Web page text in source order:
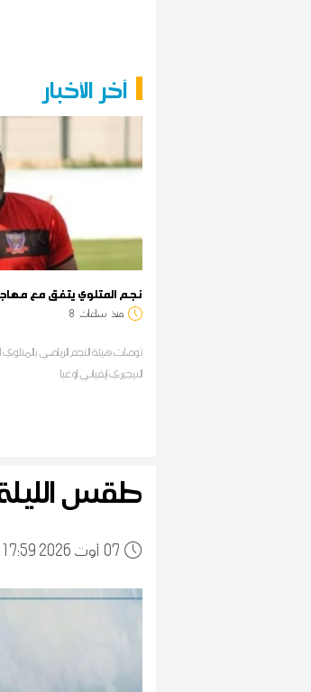
آخر الأخبار
نجم المتلوي يتفق مع
منذ ساعات 8
توصلت هيئة النجم الرياضي
النيجيري ايفياني اوغبا
طقس
0717:59 2026 أوت